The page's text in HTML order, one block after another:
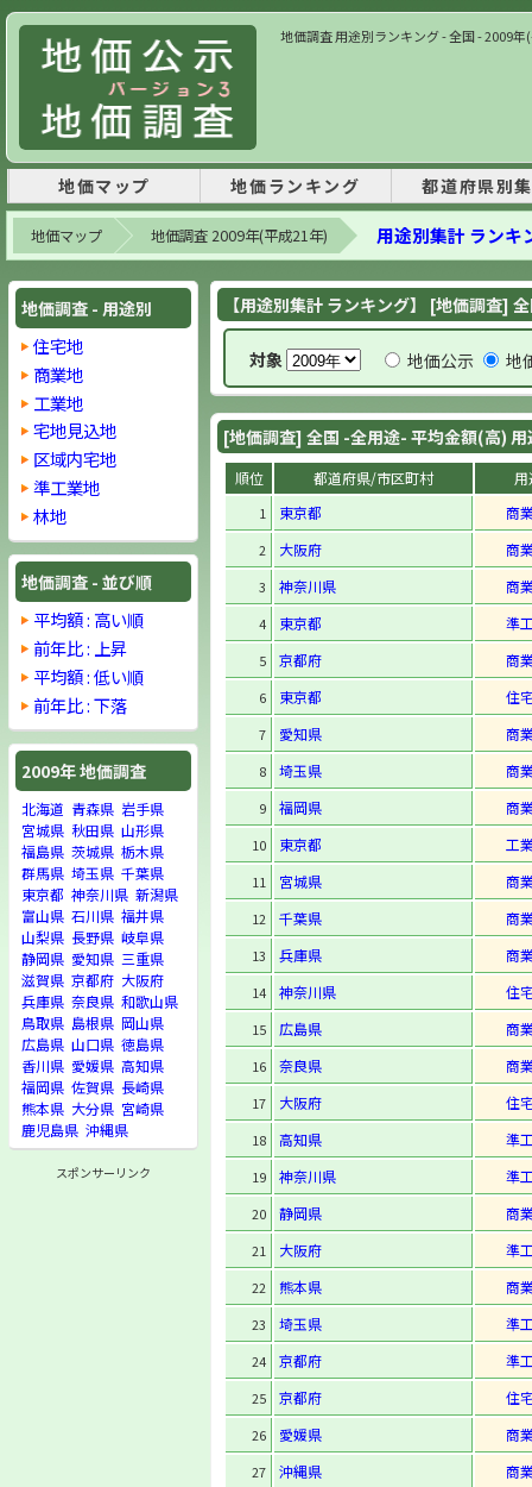
地価調査 用途別ランキング - 全国 - 2009
地価マップ 地価ランキング 都道府県別
地価マップ 地価調査 2009年(平成21年) 用途別集計 ランキ
地価調査 - 用途別
住宅地
商業地
工業地
宅地見込地
区域内宅地
準工業地
林地
地価調査 - 並び順
平均額 : 高い順
前年比 : 上昇
平均額 : 低い順
前年比 : 下落
2009年 地価調査
北海道 青森県 岩手県
宮城県 秋田県 山形県
福島県 茨城県 栃木県
群馬県 埼玉県 千葉県
東京都 神奈川県 新潟県
富山県 石川県 福井県
山梨県 長野県 岐阜県
静岡県 愛知県 三重県
滋賀県 京都府 大阪府
兵庫県 奈良県 和歌山県
鳥取県 島根県 岡山県
広島県 山口県 徳島県
香川県 愛媛県 高知県
福岡県 佐賀県 長崎県
熊本県 大分県 宮崎県
鹿児島県 沖縄県
スポンサーリンク
【用途別集計 ランキング】 [地価調査]
対象 地価公示 地
[地価調査] 全国 -全用途- 平均金額(高)
順位 都道府県/市区町村 用
1 東京都 商
2 大阪府 商
3 神奈川県 商
4 東京都 準
5 京都府 商
6 東京都 住
7 愛知県 商
8 埼玉県 商
9 福岡県 商
10 東京都 工
11 宮城県 商
12 千葉県 商
13 兵庫県 商
14 神奈川県 住
15 広島県 商
16 奈良県 商
17 大阪府 住
18 高知県 準
19 神奈川県 準
20 静岡県 商
21 大阪府 準
22 熊本県 商
23 埼玉県 準
24 京都府 準
25 京都府 住
26 愛媛県 商
27 沖縄県 商